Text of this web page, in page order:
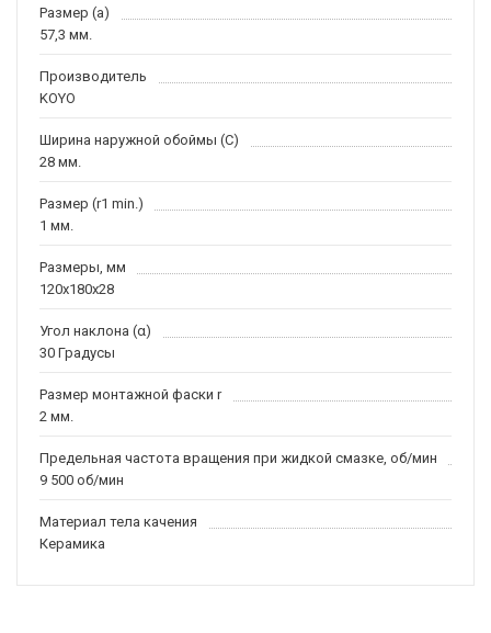
Размер (a)
57,3 мм.
Производитель
KOYO
Ширина наружной обоймы (C)
28 мм.
Размер (r1 min.)
1 мм.
Размеры, мм
120x180x28
Угол наклона (α)
30 Градусы
Размер монтажной фаски r
2 мм.
Предельная частота вращения при жидкой смазке, об/мин
9 500 об/мин
Материал тела качения
Керамика